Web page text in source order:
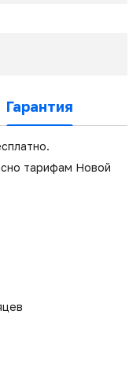
Гарантия
тарифам Новой